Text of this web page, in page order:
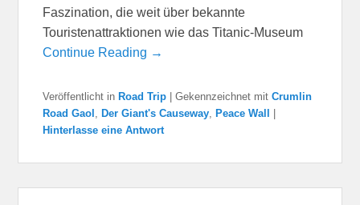
Faszination, die weit über bekannte
Touristenattraktionen wie das Titanic-Museum
Continue Reading →
Veröffentlicht in Road Trip |Gekennzeichnet mit Crumlin
Road Gaol
Der Giant's Causeway Peace Wall
Hinterlasse eine Antwort